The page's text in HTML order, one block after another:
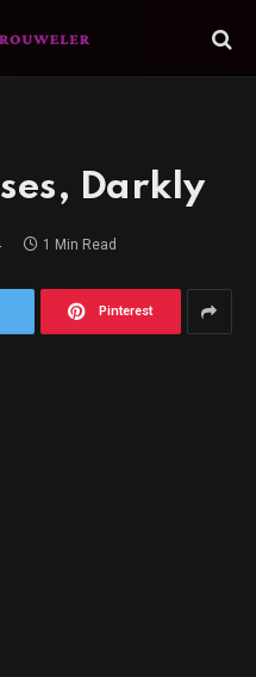
Darkly
1 Min Read
Pinterest